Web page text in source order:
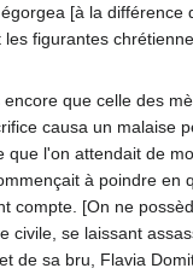
[à la
figurantes
que celle des
causa un malaise
l'on attendait de
à poindre en
[On ne
se laissant
de sa bru, Flavia